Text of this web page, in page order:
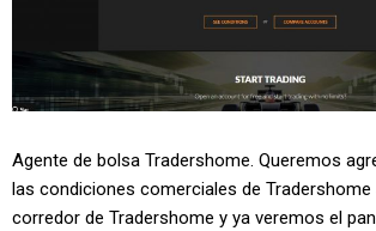
Agente de bolsa Tradershome. Queremos
las condiciones comerciales de Tradershome
corredor de Tradershome y ya veremos el